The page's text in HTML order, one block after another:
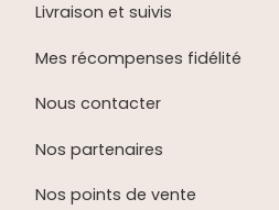
Livraison et suivis
Mes récompenses fidélité
Nous contacter
Nos partenaires
Nos points de vente